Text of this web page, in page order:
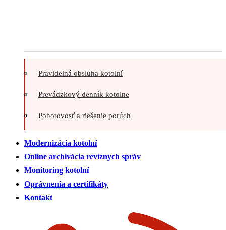
Pravidelná obsluha kotolní
Prevádzkový denník kotolne
Pohotovosť a riešenie porúch
Modernizácia kotolní
Online archivácia revíznych správ
Monitoring kotolní
Oprávnenia a certifikáty
Kontakt